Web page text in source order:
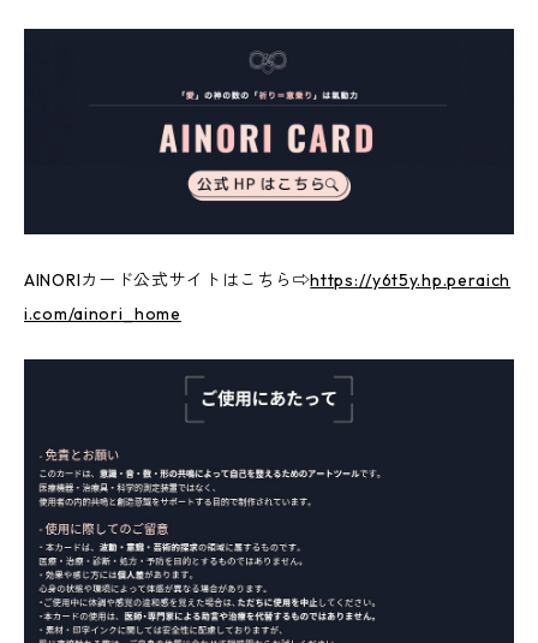
AINORIカード公式サイトはこちら⇨https://y6t5y.hp.peraich
i.com/ainori_home